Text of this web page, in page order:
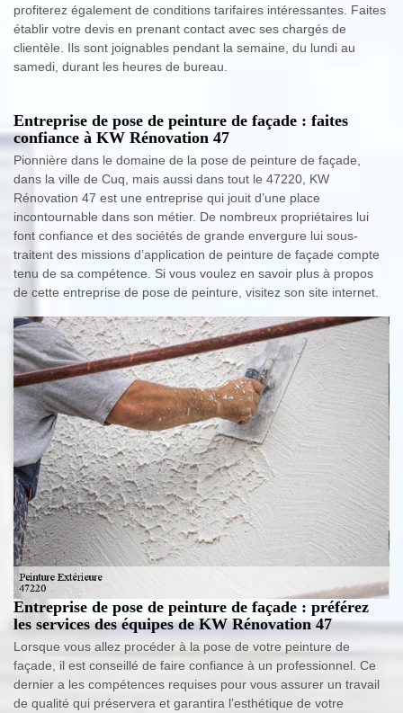
profiterez également de conditions tarifaires intéressantes. Faites
établir votre devis en prenant contact avec ses chargés de
clientèle. Ils sont joignables pendant la semaine, du lundi au
samedi, durant les heures de bureau.
Entreprise de pose de peinture de façade : faites
confiance à KW Rénovation 47
Pionnière dans le domaine de la pose de peinture de façade,
dans la ville de Cuq, mais aussi dans tout le 47220, KW
Rénovation 47 est une entreprise qui jouit d’une place
incontournable dans son métier. De nombreux propriétaires lui
font confiance et des sociétés de grande envergure lui sous-
traitent des missions d’application de peinture de façade compte
tenu de sa compétence. Si vous voulez en savoir plus à propos
de cette entreprise de pose de peinture, visitez son site internet.
Entreprise de pose de peinture de façade : préférez
les services des équipes de KW Rénovation 47
Lorsque vous allez procéder à la pose de votre peinture de
façade, il est conseillé de faire confiance à un professionnel. Ce
dernier a les compétences requises pour vous assurer un travail
de qualité qui préservera et garantira l’esthétique de votre